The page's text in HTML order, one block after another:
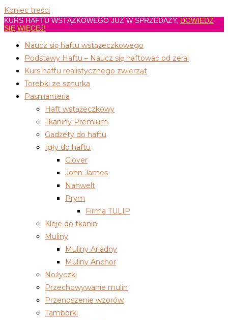
Koniec treści
KURS HAFTU WSTĄŻKOWEGO JUŻ W SPRZEDAŻY, DOWIEDŹ
SIĘ WIĘCEJ!
Naucz się haftu wstążeczkowego
Podstawy Haftu – Naucz się haftować od zera!
Kurs haftu realistycznego zwierząt
Torebki ze sznurka
Pasmanteria
Haft wstążeczkowy
Tkaniny Premium
Gadżety do haftu
Igły do haftu
Clover
John James
Nahwelt
Prym
Firma TULIP
Kleje do tkanin
Muliny
Muliny Ariadny
Muliny Anchor
Nożyczki
Przechowywanie mulin
Przenoszenie wzorów
Tamborki